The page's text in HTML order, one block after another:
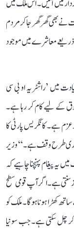
میں آئیں۔ اس ملک میں
بھی گھر گھر جا کر مردم
معاشرے میں موجود
میں ’راشٹریہ او بی سی
کے لیے کام کر رہا ہے۔
ہے۔ کانگریس پارٹی کا
طرح وقف ہے۔‘‘ وزیر
پیغام پہنچنا چاہیے کہ
سنتی ہے۔ اگر آپ قومی سطح
کھڑا ہونا ہوگا۔ ملک کو
چل سکتی ہے۔ جب سونیا